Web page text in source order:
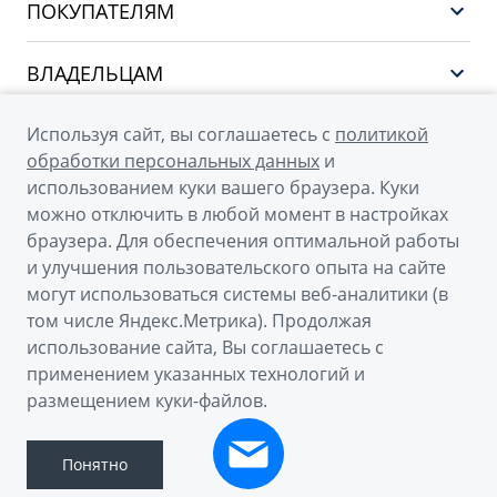
EX5
CITYRAY
ATLAS
OKAVANGO
MONJARO
Архивные модели
ПОКУПАТЕЛЯМ
Финансы и услуги
ВЛАДЕЛЬЦАМ
Поддержка
О КОМПАНИИ
О бренде GEELY
О дилерском центре
Новости
Наша команда
Правовая информация
Контакты
© 2026
Официальный сайт Geely в России
Политика обработки персональных данных
Правовая информация
Сделано в ПЕРКС
Используя сайт, вы соглашаетесь с политикой
обработки персональных данных и
использованием куки вашего браузера. Куки
можно отключить в любой момент в настройках
браузера. Для обеспечения оптимальной работы
и улучшения пользовательского опыта на сайте
могут использоваться системы веб-аналитики (в
том числе Яндекс.Метрика). Продолжая
использование сайта, Вы соглашаетесь с
применением указанных технологий и
размещением куки-файлов.
Понятно